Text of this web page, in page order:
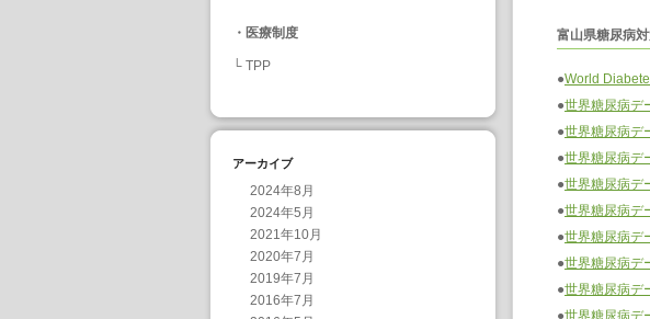
・ 医療制度
└ TPP
アーカイブ
2024年8月
2024年5月
2021年10月
2020年7月
2019年7月
2016年7月
富山県糖尿病
●World
●世界糖尿病デ
●世界糖尿病デ
●世界糖尿病デ
●世界糖尿病デ
●世界糖尿病デ
●世界糖尿病デ
●世界糖尿病デ
●世界糖尿病デ
●世界糖尿病デ